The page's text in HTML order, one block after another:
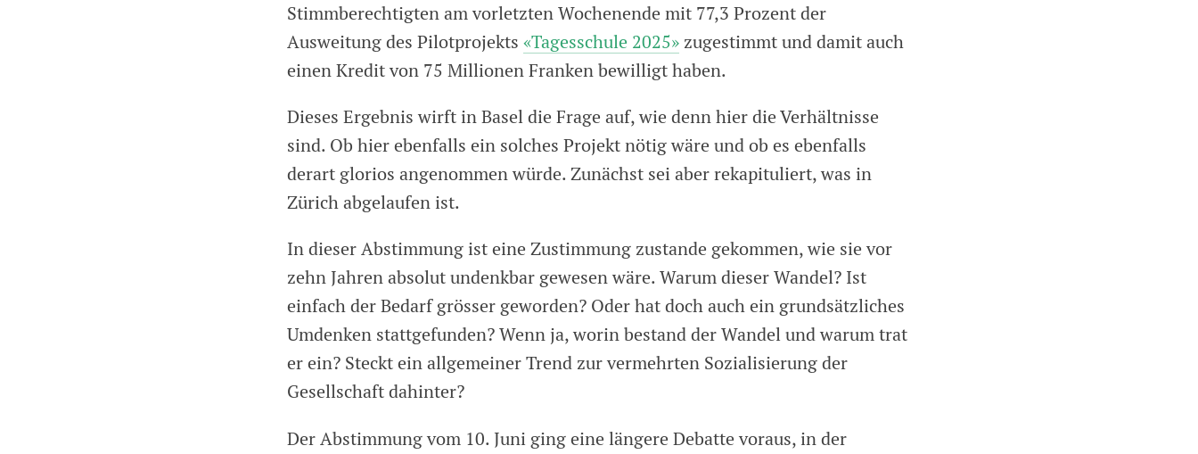
Stimmberechtigten am vorletzten Wochenende mit 77,3 Prozent der
Ausweitung des Pilotprojekts «Tagesschule 2025» zugestimmt und damit auch
einen Kredit von 75 Millionen Franken bewilligt haben.
Dieses Ergebnis wirft in Basel die Frage auf, wie denn hier die Verhältnisse
sind. Ob hier ebenfalls ein solches Projekt nötig wäre und ob es ebenfalls
derart glorios angenommen würde. Zunächst sei aber rekapituliert, was in
Zürich abgelaufen ist.
In dieser Abstimmung ist eine Zustimmung zustande gekommen, wie sie vor
zehn Jahren absolut undenkbar gewesen wäre. Warum dieser Wandel? Ist
einfach der Bedarf grösser geworden? Oder hat doch auch ein grundsätzliches
Umdenken stattgefunden? Wenn ja, worin bestand der Wandel und warum trat
er ein? Steckt ein allgemeiner Trend zur vermehrten Sozialisierung der
Gesellschaft dahinter?
Der Abstimmung vom 10. Juni ging eine längere Debatte voraus, in der